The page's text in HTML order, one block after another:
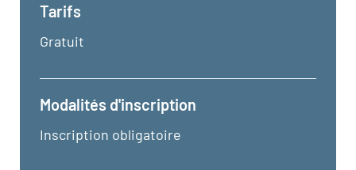
Tarifs
Gratuit
Modalités d'inscription
Inscription obligatoire